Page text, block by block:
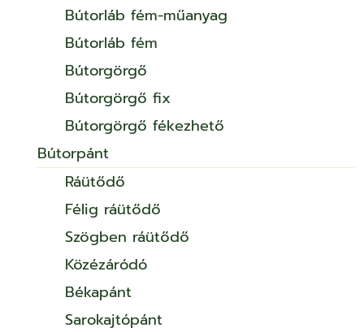
Bútorláb fém-műanyag
Bútorláb fém
Bútorgörgő
Bútorgörgő fix
Bútorgörgő fékezhető
Bútorpánt
Ráütődő
Félig ráütődő
Szögben ráütődő
Közézáródó
Békapánt
Sarokajtópánt